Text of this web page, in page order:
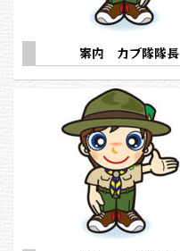
案内 カブ隊隊長